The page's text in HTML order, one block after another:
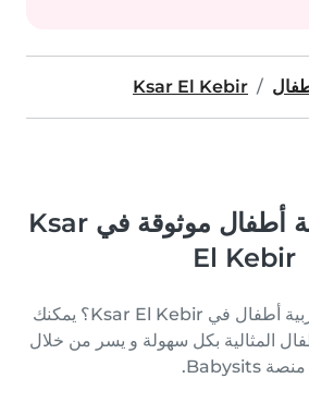
Ksar El Kebir
ابحث عن مربية أطفال موثوقة في Ksar
El Kebir
هل أنت بحاجة إلى مربية أطفال في Ksar El Kebir؟ يمكنك
المثالية بكل سهولة و يسر من خلال
منصة Babysits.